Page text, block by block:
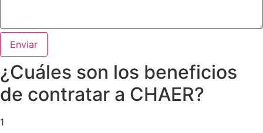
Enviar
¿Cuáles son los beneficios
de contratar a CHAER?
1